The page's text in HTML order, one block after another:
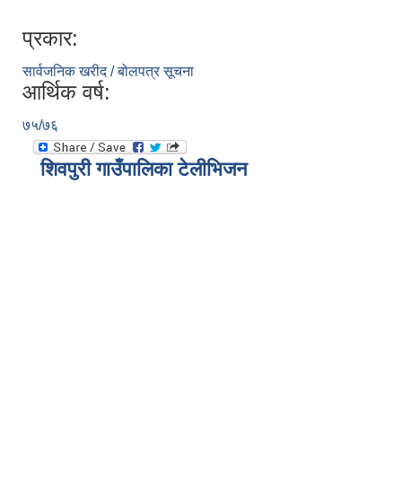
प्रकार:
सार्वजनिक खरीद / बोलपत्र सूचना
आर्थिक वर्ष:
७५/७६
शिवपुरी गाउँपालिका टेलीभिजन